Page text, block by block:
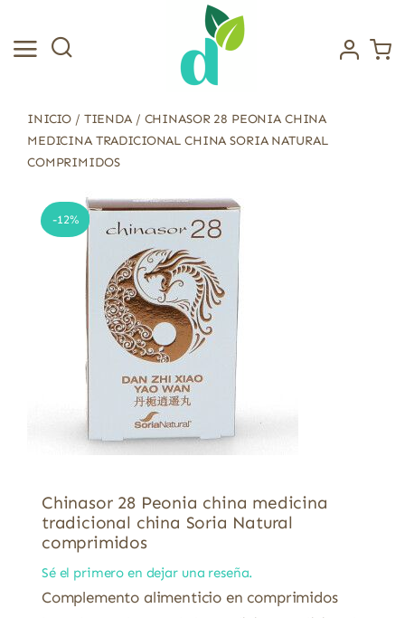
contenido
INICIO / TIENDA/ CHINASOR 28 PEONIA CHINA
MEDICINA TRADICIONAL CHINA SORIA NATURAL
COMPRIMIDOS
-12%
Chinasor 28 Peonia china medicina
tradicional china Soria Natural
comprimidos
Sé el primero en dejar una reseña.
Complemento alimenticio en comprimidos